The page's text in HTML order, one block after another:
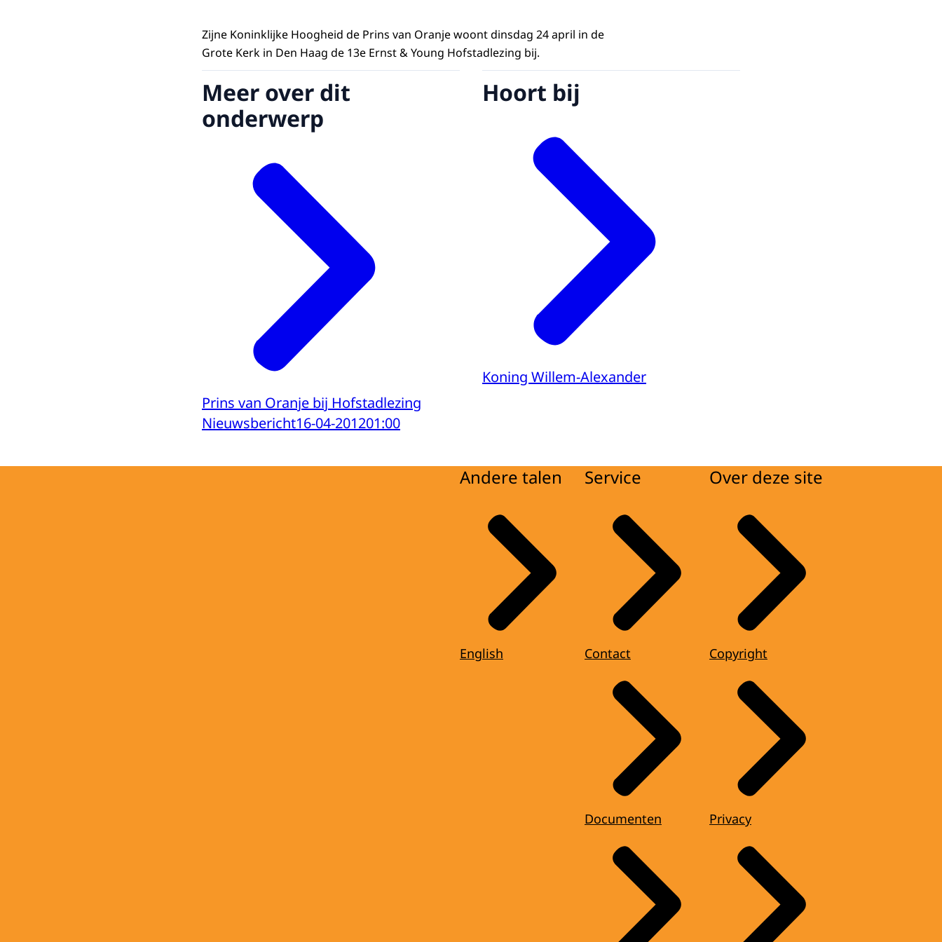
Zijne Koninklijke Hoogheid de Prins van Oranje woont dinsdag 24 april in de
Grote Kerk in Den Haag de 13e Ernst & Young Hofstadlezing bij.
Meer over dit
onderwerp
Prins van Oranje bij Hofstadlezing
Nieuwsbericht16-04-201201:00
Hoort bij
Koning Willem-Alexander
Andere talen
English
Service
Contact
Documenten
Over deze site
Copyright
Privacy